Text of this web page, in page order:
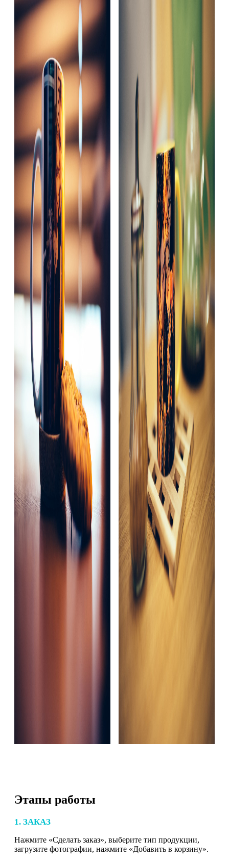
Этапы работы
1. ЗАКАЗ
Нажмите «Сделать заказ», выберите тип продукции,
загрузите фотографии, нажмите «Добавить в корзину».